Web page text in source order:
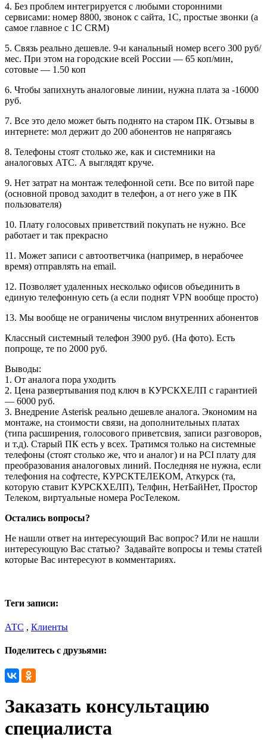
4. Без проблем интегрируется с любыми сторонними
сервисами: номер 8800, звонок с сайта, 1С, простые звонки (а
самое главное с 1С CRM)
5. Связь реально дешевле. 9-и канальный номер всего 300 руб/
мес. При этом на городские всей России — 65 коп/мин,
сотовые — 1.50 коп
6. Чтобы запихнуть аналоговые линии, нужна плата за -16000
руб.
7. Все это дело может быть поднято на старом ПК. Отзывы в
интернете: мол держит до 200 абонентов не напрягаясь
8. Телефоны стоят столько же, как и системники на
аналоговых АТС. А выглядят круче.
9. Нет затрат на монтаж телефонной сети. Все по витой паре
(основной провод заходит в телефон, а от него уже в ПК
пользователя)
10. Плату голосовых приветствий покупать не нужно. Все
работает и так прекрасно
11. Может записи с автоответчика (например, в нерабочее
время) отправлять на email.
12. Позволяет удаленных несколько офисов объединить в
единую телефонную сеть (а если поднят VPN вообще просто)
13. Мы вообще не ограничены числом внутренних абонентов
Классный системный телефон 3900 руб. (На фото). Есть
попроще, те по 2000 руб.
Выводы:
1. От аналога пора уходить
2. Цена развертывания под ключ в КУРСКХЕЛП с гарантией
— 6000 руб.
3. Внедрение Asterisk реально дешевле аналога. Экономим на
монтаже, на стоимости связи, на дополнительных платах
(типа расширения, голосового приветсвия, записи разговоров,
и т.д). Старый ПК есть у всех. Тратимся только на системные
телефоны (стоят столько же, что и аналог) и на PCI плату для
преобразования аналоговых линий. Последняя не нужна, если
телефония на софтесте, КУРСКТЕЛЕКОМ, Аткурск (та,
которую ставит КУРСКХЕЛП), Телфин, НетБайНет, Простор
Телеком, виртуальные номера РосТелеком.
Остались вопросы?
Не нашли ответ на интересующий Вас вопрос? Или не нашли
интересующую Вас статью? Задавайте вопросы и темы статей
которые Вас интересуют в комментариях.
Теги записи:
АТС , Клиенты
Поделитесь с друзьями:
Заказать консультацию
специалиста